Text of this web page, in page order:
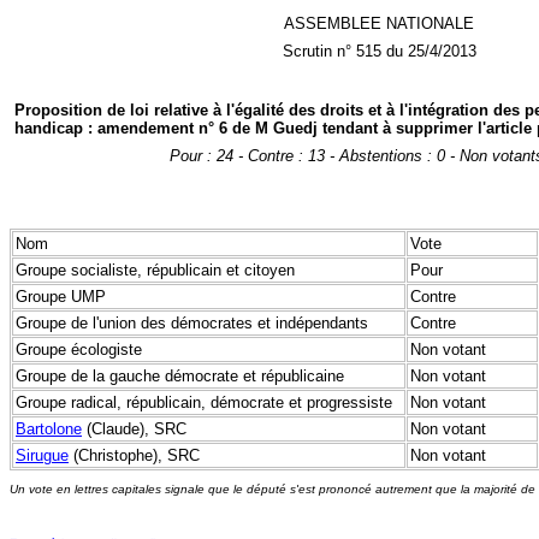
ASSEMBLEE NATIONALE
Scrutin n° 515 du 25/4/2013
Proposition de loi relative à l'égalité des droits et à l'intégration des
handicap : amendement n° 6 de M Guedj tendant à supprimer l'article
Pour : 24 - Contre : 13 - Abstentions : 0 - Non
Nom
Vote
Groupe socialiste, républicain et citoyen
Pour
Groupe UMP
Contre
Groupe de l'union des démocrates et indépendants
Contre
Groupe écologiste
Non votant
Groupe de la gauche démocrate et républicaine
Non votant
Groupe radical, républicain, démocrate et progressiste
Non votant
Bartolone (Claude), SRC
Non votant
Sirugue (Christophe), SRC Non votant
Un vote en lettres capitales signale que le député s'est prononcé autrement que la majorité